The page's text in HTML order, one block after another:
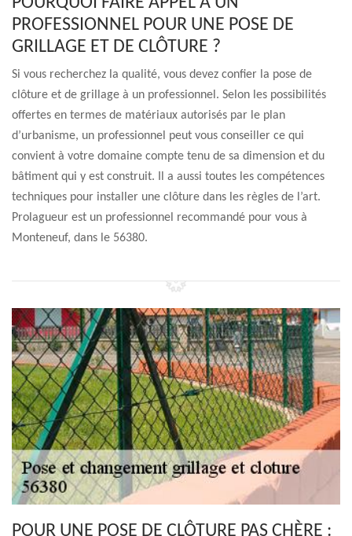
PROFESSIONNEL POUR UNE POSE DE
GRILLAGE ET DE CLÔTURE ?
Si vous recherchez la qualité, vous devez confier la pose de
clôture et de grillage à un professionnel. Selon les possibilités
offertes en termes de matériaux autorisés par le plan
d’urbanisme, un professionnel peut vous conseiller ce qui
convient à votre domaine compte tenu de sa dimension et du
bâtiment qui y est construit. Il a aussi toutes les compétences
techniques pour installer une clôture dans les règles de l’art.
Prolagueur est un professionnel recommandé pour vous à
Monteneuf, dans le 56380.
POUR UNE POSE DE CLÔTURE PAS CHÈRE :